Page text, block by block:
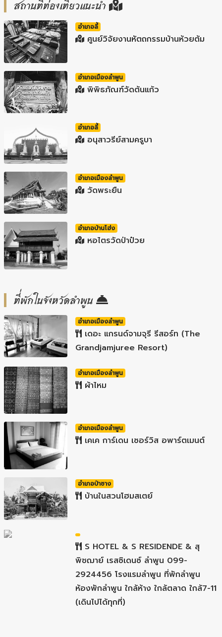
สถานที่ท่องเที่ยวแนะนำ
อำเภอลี้
ศูนย์วิจัยงานหัตถกรรมบ้านห้วยต้ม
อำเภอเมืองลำพูน
พิพิธภัณฑ์วัดต้นแก้ว
อำเภอลี้
อนุสาวรีย์สามครูบา
อำเภอเมืองลำพูน
วัดพระยืน
อำเภอบ้านโฮ่ง
หอไตรวัดป่าป๋วย
ที่พักในจังหวัดลำพูน
อำเภอเมืองลำพูน
เดอะ แกรนด์จามจุรี รีสอร์ท (The
Grandjamjuree Resort)
อำเภอเมืองลำพูน
ผ้าไหม
อำเภอเมืองลำพูน
เคเค การ์เดน เซอร์วิส อพาร์ตเมนต์
อำเภอป่าซาง
บ้านในสวนโฮมสเตย์
S HOTEL & S RESIDENDE & สุ
พิชฌาย์ เรสซิเดนซ์ ลำพูน 099-
2924456 โรงแรมลำพูน ที่พักลำพูน
ห้องพักลำพูน ใกล้ห้าง ใกล้ตลาด ใกล้7-11
(เดินไปได้ทุกที่)